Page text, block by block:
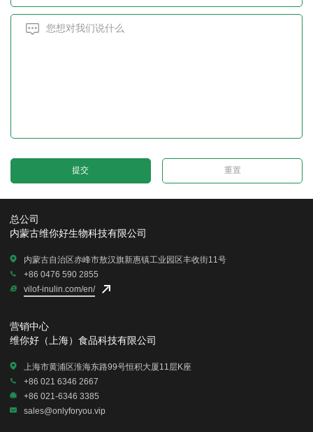
您想对我们说什么
重置
总公司
内蒙古维你好生物科技有限公司
内蒙古自治区赤峰市敖汉旗新惠镇工业园区丰收街11号
+86 0476 590 2855
vilof-inulin.com/en/
营销中心
维你好（上海）食品科技有限公司
上海市黄浦区淮海东路99号恒积大厦11层K座
+86 021 6346 2667
+86 021-6346 3385
sales@onlyforyou.vip